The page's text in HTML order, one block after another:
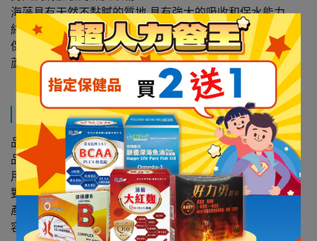
海藻具有天然不黏膩的質地,具有強大的吸收和保水能力
純淨水不含甘油,給您更純淨的天然
保濕及無與倫比的舒適感
蘆薈提取物有助於保持皮膚水分來滋潤黏膜和皮膚
規格說明
品牌:YESforLOV
品名:YESforLOV｜有機海藻天然潤滑液 100ml
用途:滋潤您的私密部位
對象:成年男女
產地:法國
容量:100ml